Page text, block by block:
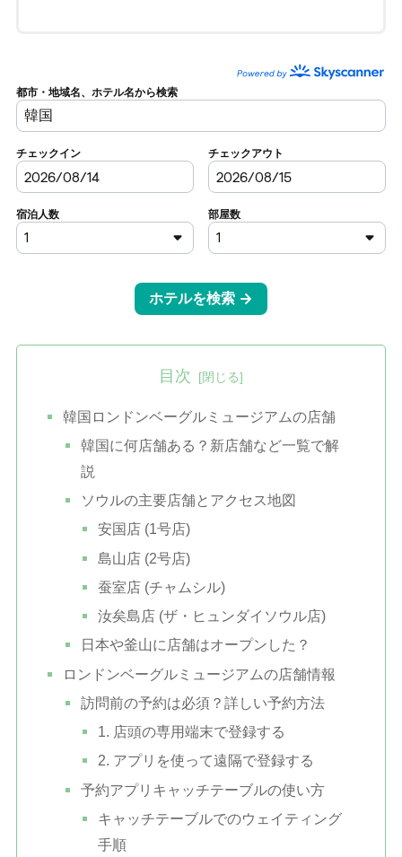
目次
韓国ロンドンベーグルミュージアムの店舗
韓国に何店舗ある？新店舗など一覧で解
説
ソウルの主要店舗とアクセス地図
安国店 (1号店)
島山店 (2号店)
蚕室店 (チャムシル)
汝矣島店 (ザ・ヒュンダイソウル店)
日本や釜山に店舗はオープンした？
ロンドンベーグルミュージアムの店舗情報
訪問前の予約は必須？詳しい予約方法
1. 店頭の専用端末で登録する
2. アプリを使って遠隔で登録する
予約アプリキャッチテーブルの使い方
キャッチテーブルでのウェイティング
手順